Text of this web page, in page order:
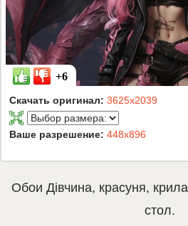
+6
Скачать оригинал: 3625x2039
Ваше разрешение: 448x896
Обои Дівчина, красуня, крила
стол.